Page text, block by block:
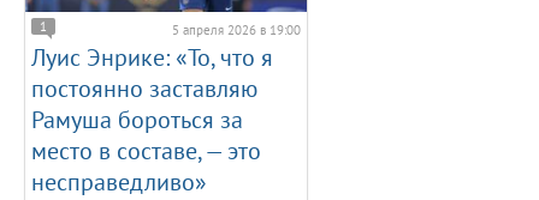
1 5 апреля 2026 в 19:00
Луис Энрике: «То, что я
постоянно заставляю
Рамуша бороться за
место в составе, — это
несправедливо»